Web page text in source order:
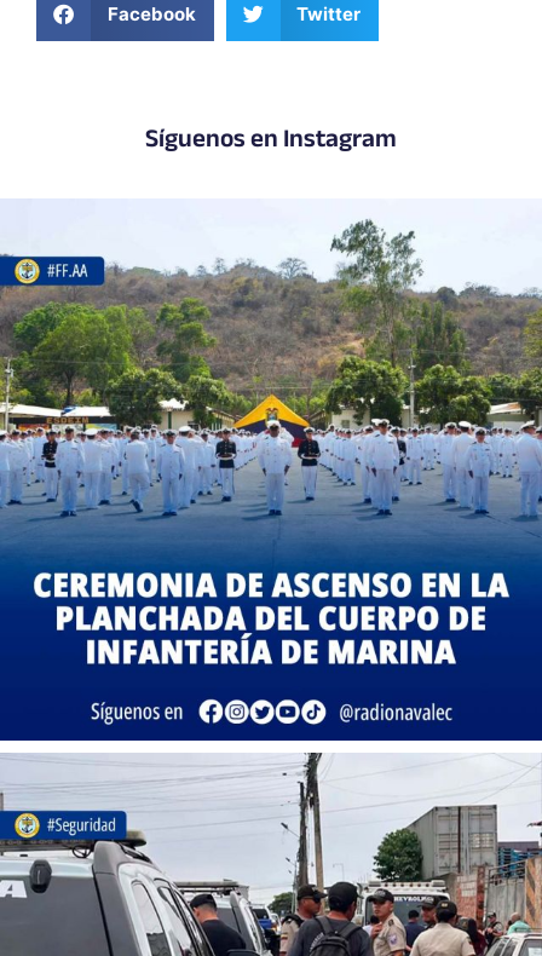
Facebook Twitter
Síguenos en Instagram